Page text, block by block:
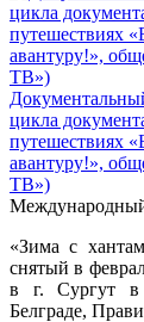
цикла
путешествиях
авантуру!»,
ТВ»)
«Зима с
снятый в
в г. Сургут
Белграде,